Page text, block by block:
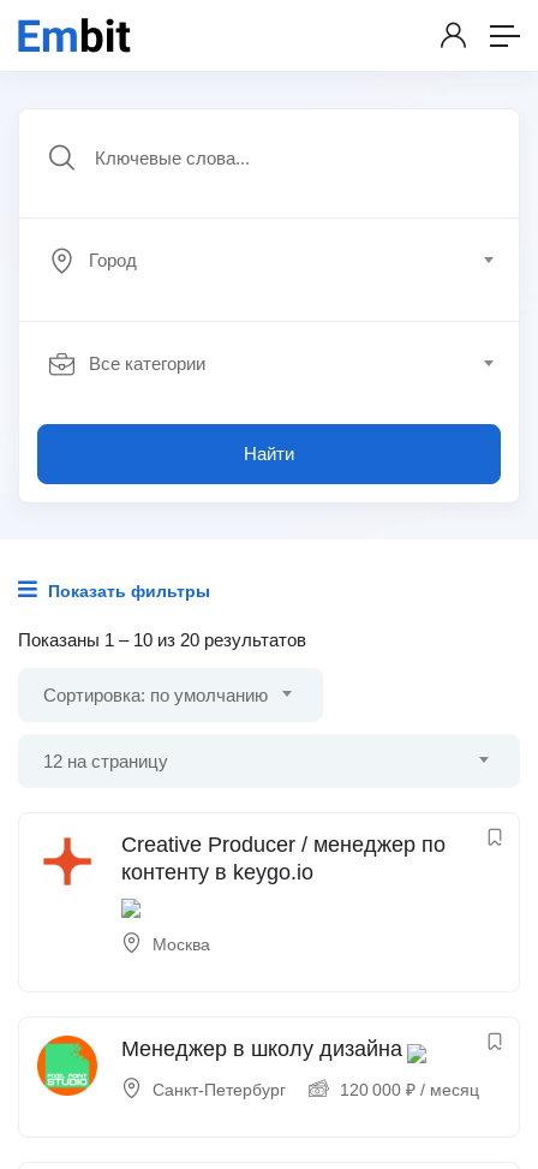
Город
Все категории
Найти
Показать фильтры
Показаны 1 – 10 из 20 результатов
Сортировка: по умолчанию
12 на страницу
Creative Producer / менеджер по
контенту в keygo.io
Москва
Менеджер в школу дизайна
Санкт-Петербург 120 000 ₽ / месяц